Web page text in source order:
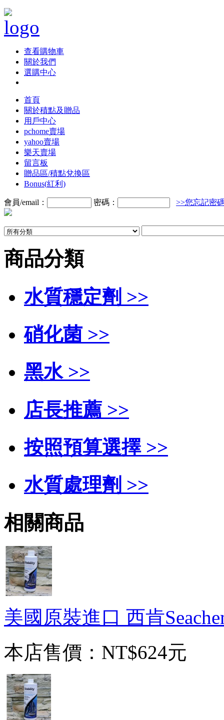
查看購物車
關於我們
選購中心
首頁
關於積點及贈品
用戶中心
pchome賣場
yahoo賣場
樂天賣場
留言板
贈品區/積點兌換區
Bonus(紅利)
會員/email： 密碼： >>您忘記密
商品分類
水質穩定劑 >>
硝化菌 >>
黑水 >>
店長推薦 >>
按照預算選擇 >>
水質處理劑 >>
相關商品
美國原裝進口 西肯
本店售價： NT$624元